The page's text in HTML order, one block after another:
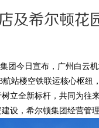
及希尔顿花
今日宣布，广州白云机
站楼空铁联运核心枢
立全新标杆，共同为
设，希尔顿集团经营管